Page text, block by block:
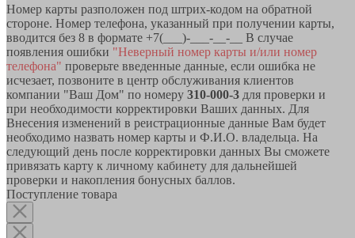
Номер карты разположен под штрих-кодом на обратной
стороне. Номер телефона, указанный при получении карты,
вводится без 8 в формате +7(___)-___-__-__ В случае
появления ошибки "Неверный номер карты и/или номер
телефона" проверьте введенные данные, если ошибка не
исчезает, позвоните в центр обслуживания клиентов
компании "Ваш Дом" по номеру 310-000-3 для проверки и
при необходимости корректировки Ваших данных. Для
Внесения изменений в реистрационные данные Вам будет
необходимо назвать номер карты и Ф.И.О. владельца. На
следующий день после корректировки данных Вы сможете
привязать карту к личному кабинету для дальнейшей
проверки и накопления бонусных баллов.
Поступление товара